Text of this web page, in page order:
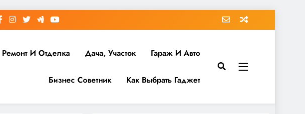
Ремонт И Отделка Дача, Участок Гараж И Авто
Бизнес Советник Как Выбрать Гаджет